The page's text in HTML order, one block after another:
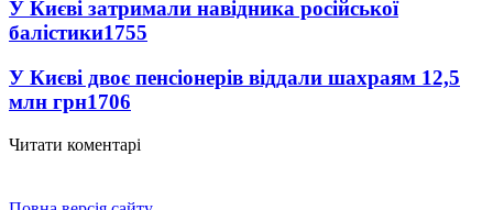
У Києві затримали навідника російської
балістики1755
У Києві двоє пенсіонерів віддали шахраям 12,5
млн грн1706
Читати коментарі